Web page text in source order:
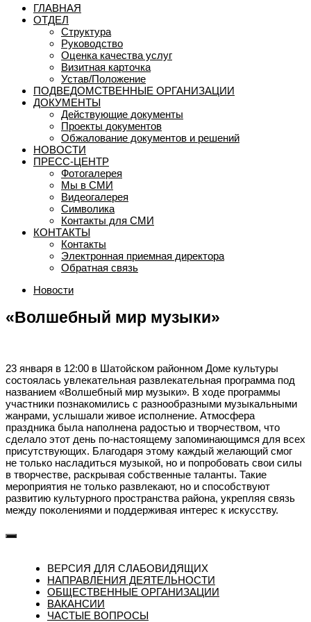
ГЛАВНАЯ
ОТДЕЛ
Структура
Руководство
Оценка качества услуг
Визитная карточка
Устав/Положение
ПОДВЕДОМСТВЕННЫЕ ОРГАНИЗАЦИИ
ДОКУМЕНТЫ
Действующие документы
Проекты документов
Обжалование документов и решений
НОВОСТИ
ПРЕСС-ЦЕНТР
Фотогалерея
Мы в СМИ
Видеогалерея
Символика
Контакты для СМИ
КОНТАКТЫ
Контакты
Электронная приемная директора
Обратная связь
Новости
«Волшебный мир музыки»
23 января в 12:00 в Шатойском районном Доме культуры
состоялась увлекательная развлекательная программа под
названием «Волшебный мир музыки». В ходе программы
участники познакомились с разнообразными музыкальными
жанрами, услышали живое исполнение. Атмосфера
праздника была наполнена радостью и творчеством, что
сделало этот день по-настоящему запоминающимся для всех
присутствующих. Благодаря этому каждый желающий смог
не только насладиться музыкой, но и попробовать свои силы
в творчестве, раскрывая собственные таланты. Такие
мероприятия не только развлекают, но и способствуют
развитию культурного пространства района, укрепляя связь
между поколениями и поддерживая интерес к искусству.
ВЕРСИЯ ДЛЯ СЛАБОВИДЯЩИХ
НАПРАВЛЕНИЯ ДЕЯТЕЛЬНОСТИ
ОБЩЕСТВЕННЫЕ ОРГАНИЗАЦИИ
ВАКАНСИИ
ЧАСТЫЕ ВОПРОСЫ